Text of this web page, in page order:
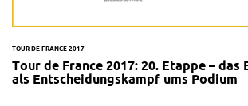
TOUR DE FRANCE 2017
Tour de France 2017: 20. Etappe –
als Entscheidungskampf ums Podium